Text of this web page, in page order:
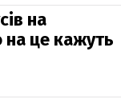
на
це кажуть